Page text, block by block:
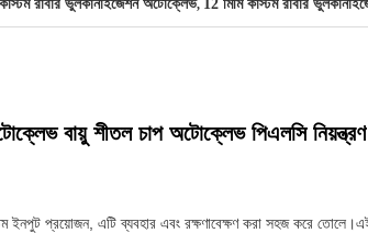
রাবার ভুলকানাইজেশন অটোক্লেভ, 12 মিমি কাস্টম রাবার
বায়ু শীতল চাপ অটোক্লেভ পিএলসি নিয়ন্ত্রণ
ইনপুট প্রয়োজন, এটি ব্যবহার এবং রক্ষণাবেক্ষণ করা সহজ করে